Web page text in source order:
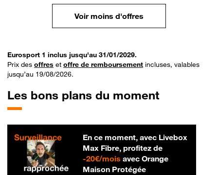
Voir moins d'offres
Eurosport 1 inclus jusqu'au 31/01/2029.
Prix des offres et offre de remboursement incluses, valables
jusqu’au 19/08/2026.
Les bons plans du moment
En ce moment, avec Livebox
Max Fibre, profitez de
-20€/mois20 € par mois
avec Orange
Maison Protégée